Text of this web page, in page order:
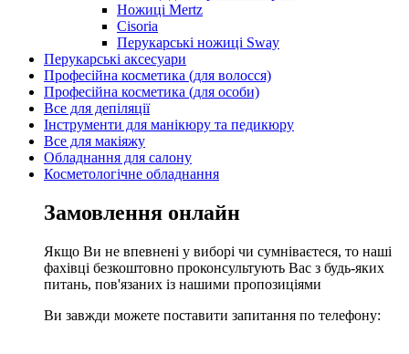
Ножиці Mertz
Cisoria
Перукарські ножиці Sway
Перукарські аксесуари
Професійна косметика (для волосся)
Професійна косметика (для особи)
Все для депіляції
Інструменти для манікюру та педикюру
Все для макіяжу
Обладнання для салону
Косметологічне обладнання
Замовлення онлайн
Якщо Ви не впевнені у виборі чи сумніваєтеся, то наші
фахівці безкоштовно проконсультують Вас з будь-яких
питань, пов'язаних із нашими пропозиціями
Ви завжди можете поставити запитання по телефону: